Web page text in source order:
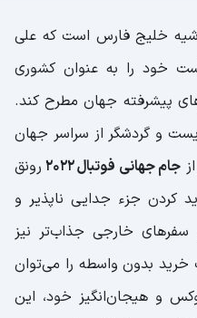
خلیج فارس است که علی
خود را به عنوان کشوری
پیشرفته جهان مطرح کند.
و گردشگر از سراسر جهان
جام جهانی فوتبال 2022
رونق
کردن جزء جدایی‌ ناپذیر و
خارجی جذا‌ب‌تر نیز
بدون واسطه را می‌توان
و هیجان‌انگیز خود، این